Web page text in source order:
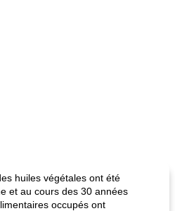
huiles végétales ont été
et au cours des 30 années
occupés ont